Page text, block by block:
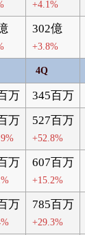
+4.1%
302億
+3.8%
4Q
万 345百万
万 527百万
+52.8%
万 607百万
+15.2%
万 785百万
+29.3%